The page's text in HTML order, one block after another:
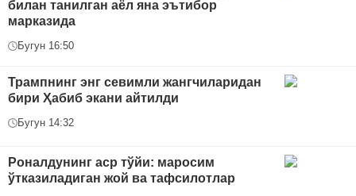
билан танилган аёл яна эътибор
марказида
Бугун 16:50
Трампнинг энг севимли жангчиларидан
бири Ҳабиб экани айтилди
Бугун 14:32
Роналдунинг аср тўйи: маросим
ўтказиладиган жой ва тафсилотлар